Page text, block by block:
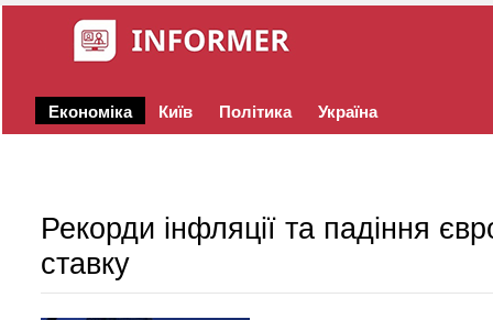
Економіка Київ Політика Україна
Рекорди інфляції та падіння
ставку